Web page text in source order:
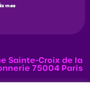
Sainte-Croix de la
75004 Paris